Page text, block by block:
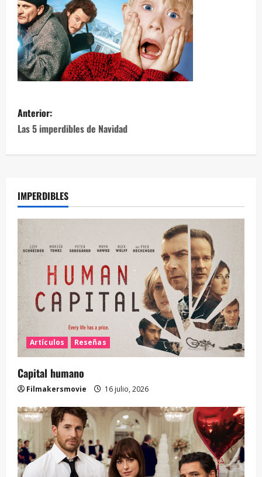
Anterior:
Las 5 imperdibles de Navidad
IMPERDIBLES
Artículos Reseñas
Capital humano
Filmakersmovie 16 julio, 2026